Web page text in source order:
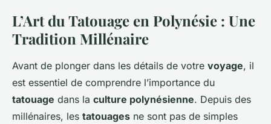
L’Art du Tatouage en Polynésie : Une
Tradition Millénaire
Avant de plonger dans les détails de votre voyage, il
est essentiel de comprendre l’importance du
tatouage dans la culture polynésienne. Depuis des
millénaires, les tatouages ne sont pas de simples